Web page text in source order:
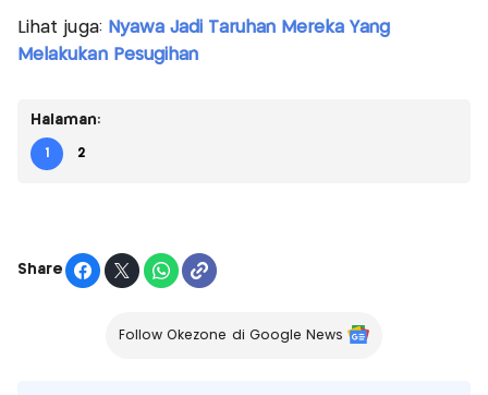
Lihat juga: Nyawa Jadi Taruhan Mereka Yang
Melakukan Pesugihan
Halaman:
1 2
Share
Follow Okezone di Google News